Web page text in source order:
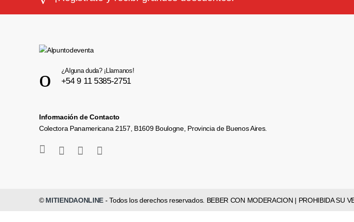
¿Alguna duda? ¡Llamanos!
+54 9 11 5385-2751
Información de Contacto
Colectora Panamericana 2157, B1609 Boulogne, Provincia de Buenos Aires.
© MITIENDAONLINE - Todos los derechos reservados. BEBER CON MODERACION | PROHIBIDA SU